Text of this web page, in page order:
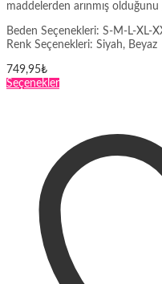
maddelerden arınmış
Beden Seçenekleri: S-M-L-XL-
Renk Seçenekleri: Siyah, Beyaz
749,95₺
SeçeneklerBu
varyasyonu
var.
Seçenekler
ürün
sayfasından
seçilebilir